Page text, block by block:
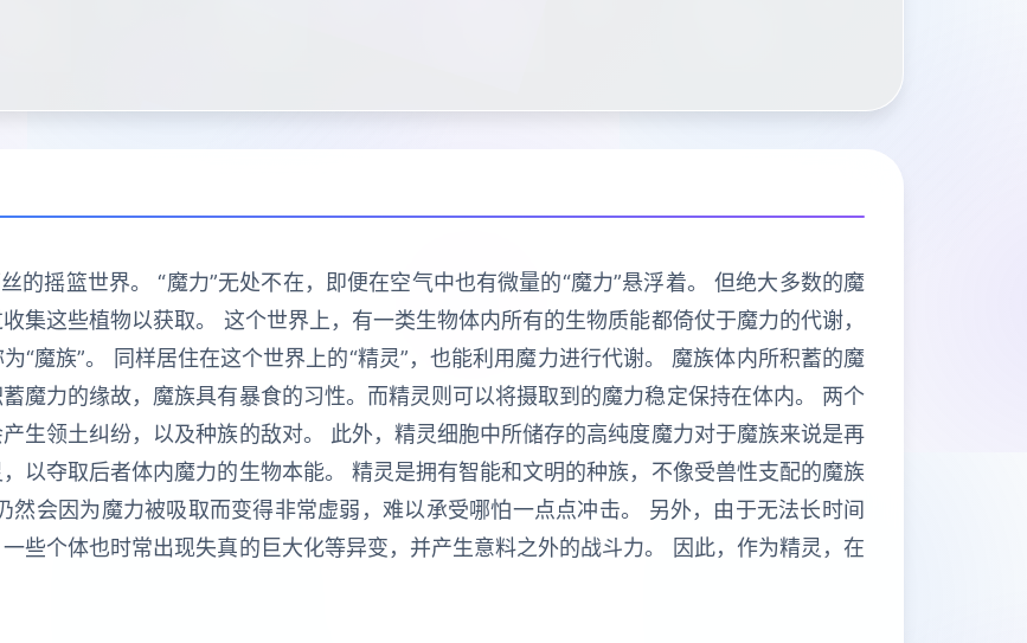
的摇篮世界。 “魔力”无处不在，即便在空气中也有微量的“魔力”悬浮着。 但绝大多数的魔
集这些植物以获取。 这个世界上，有一类生物体内所有的生物质能都倚仗于魔力的代谢，
“魔族”。 同样居住在这个世界上的“精灵”，也能利用魔力进行代谢。 魔族体内所积蓄的魔
魔力的缘故，魔族具有暴食的习性。而精灵则可以将摄取到的魔力稳定保持在体内。 两个
生领土纠纷，以及种族的敌对。 此外，精灵细胞中所储存的高纯度魔力对于魔族来说是再
以夺取后者体内魔力的生物本能。 精灵是拥有智能和文明的种族，不像受兽性支配的魔族
会因为魔力被吸取而变得非常虚弱，难以承受哪怕一点点冲击。 另外，由于无法长时间
些个体也时常出现失真的巨大化等异变，并产生意料之外的战斗力。 因此，作为精灵，在